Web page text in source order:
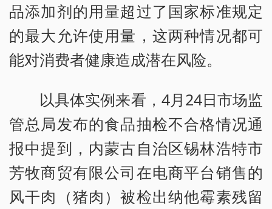
品添加剂的用量超过了国家标准规定
的最大允许使用量，这两种情况都可
能对消费者健康造成潜在风险。
以具体实例来看，4月24日市场监
管总局发布的食品抽检不合格情况通
报中提到，内蒙古自治区锡林浩特市
芳牧商贸有限公司在电商平台销售的
风干肉（猪肉）被检出纳他霉素残留